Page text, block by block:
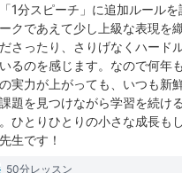
1分スピーチ」に追加ルールを
クであえて少し上級な表現を
さったり、さりげなくハード
るのを感じます。なので何年
実力が上がっても、いつも新
題を見つけながら学習を続け
ひとりひとりの小さな成長も
生です！
50分レッスン